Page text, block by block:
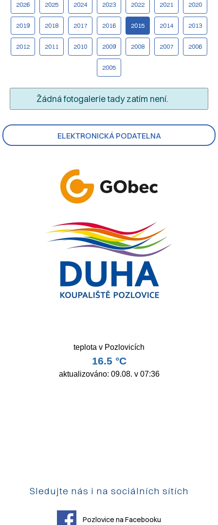
ELEKTRONICKÁ PODATELNA
2026 2025 2024 2023 2022 2021 2020
2019 2018 2017 2016 2015 2014 2013
2012 2011 2010 2009 2008 2007 2006
2005
Žádná fotogalerie tady zatím není.
Sledujte nás i na sociálních sítích
Pozlovice na Facebooku